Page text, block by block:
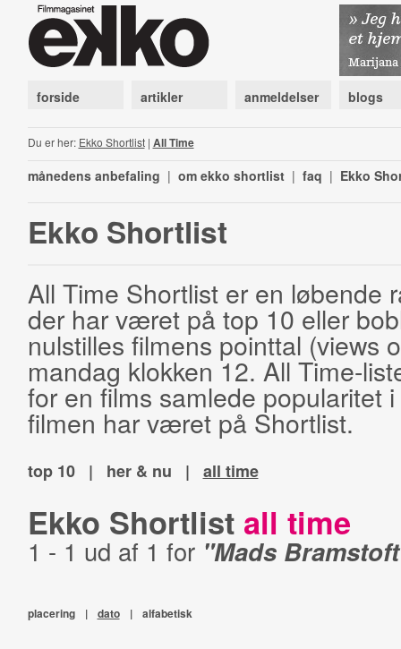
forside artikler anmeldelser blogs
Du er her: Ekko Shortlist| All Time
månedens anbefaling | om ekko shortlist | faq | Ekko
Ekko Shortlist
All Time Shortlist er en løbende
der har været på top 10 eller
nulstilles filmens pointtal (views
mandag klokken 12. All Time-
for en films samlede popularitet
filmen har været på Shortlist.
top 10 | her & nu | all time
Ekko Shortlist all time
1 - 1 ud af 1 for "Mads
placering | dato | alfabetisk